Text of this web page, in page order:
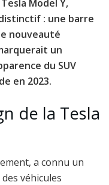
Model Y,
: une barre
nouveauté
un
du SUV
en 2023.
de la Tesla
a connu un
véhicules